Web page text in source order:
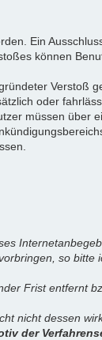
Ein
können
Verstoß
oder
müssen über
so bitte
Frist entfernt
nicht dessen
der